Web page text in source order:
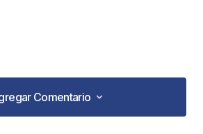
Comentario
Comentario